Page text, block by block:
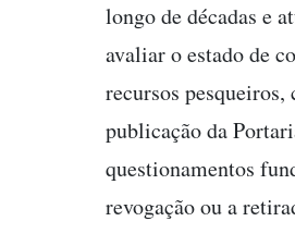
longo de décadas e
avaliar o estado de
recursos
publicação da
questionamentos
revogação ou a